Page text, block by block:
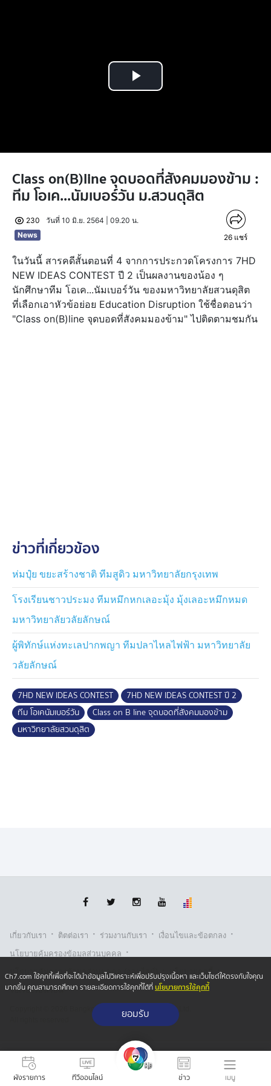
ผังรายการ ทีวีออนไลน์ ข่าว เมนู
Play
Class on(B)line จุดบอดที่สังคมมองข้าม :
ทีม โอเค...นัมเบอร์วัน ม.สวนดุสิต
230
วันที่ 10 มิ.ย. 2564 | 09.20 น.
News
26 แชร์
ในวันนี้ สารคดีสั้นตอนที่ 4 จากการประกวดโครงการ 7HD
NEW IDEAS CONTEST ปี 2 เป็นผลงานของน้อง ๆ
นักศึกษาทีม โอเค...นัมเบอร์วัน ของมหาวิทยาลัยสวนดุสิต
ที่เลือกเอาหัวข้อย่อย Education Disruption ใช้ชื่อตอนว่า
"Class on(B)line จุดบอดที่สังคมมองข้าม" ไปติดตามชมกัน
ข่าวที่เกี่ยวข้อง
ห่มปุ๋ย ขยะสร้างชาติ ทีมสูดิว มหาวิทยาลัยกรุงเทพ
โรงเรียนชาวประมง ทีมหมึกหกเลอะมุ้ง มุ้งเลอะหมึกหมด
มหาวิทยาลัยวลัยลักษณ์
ผู้พิทักษ์แห่งทะเลปากพญา ทีมปลาไหลไฟฟ้า มหาวิทยาลัย
วลัยลักษณ์
7HD NEW IDEAS CONTEST
7HD NEW IDEAS CONTEST ปี 2
ทีม โอเคนัมเบอร์วัน
Class on B line จุดบอดที่สังคมมองข้าม
มหาวิทยาลัยสวนดุสิต
เกี่ยวกับเรา · ติตต่อเรา · ร่วมงานกับเรา · เงื่อนไขและข้อตกลง ·
นโยบายคุ้มครองข้อมูลส่วนบุคคล ·
นโยบายคุ้มครองข้อมูลส่วนบุคคล (ออนไลน์) · นโยบายคุกกี้ ·
รับเรื่องร้องเรียน
Copyright © 2026 Bangkok Broadcasting & T.V. Co.,Ltd.
Ch7.com ใช้คุกกี้เพื่อที่จะได้นำข้อมูลไปวิเคราะห์เพื่อปรับปรุงเนื้อหา และเว็บไซต์ให้ตรงกับใจคุณ
มากขึ้น คุณสามารถศึกษา รายละเอียดการใช้คุกกี้ได้ที่นโยบายการใช้คุกกี้
ยอมรับ